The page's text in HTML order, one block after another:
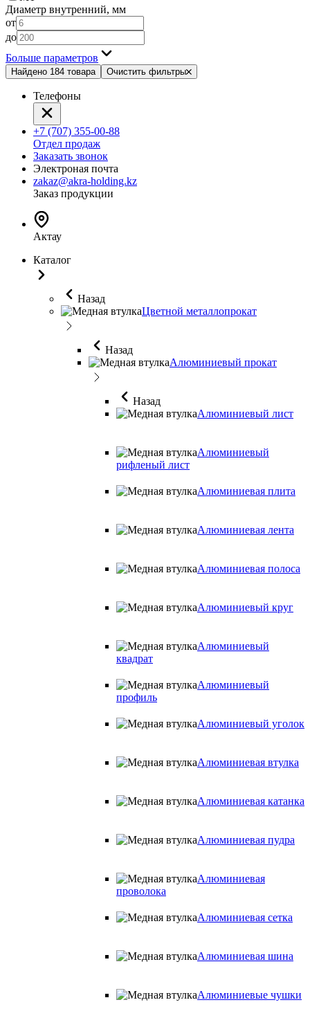
Диаметр внутренний, мм
от
до
Больше параметров
Найдено 184 товара Очистить фильтры
Телефоны
+7 (707) 355-00-88
Отдел продаж
Заказать звонок
Электроная почта
zakaz@akra-holding.kz
Заказ продукции
Актау
Каталог
Назад
Цветной металлопрокат
Назад
Алюминиевый прокат
Назад
Алюминиевый лист
Алюминиевый
рифленый лист
Алюминиевая плита
Алюминиевая лента
Алюминиевая полоса
Алюминиевый круг
Алюминиевый
квадрат
Алюминиевый
профиль
Алюминиевый уголок
Алюминиевая втулка
Алюминиевая катанка
Алюминиевая пудра
Алюминиевая
проволока
Алюминиевая сетка
Алюминиевая шина
Алюминиевые чушки